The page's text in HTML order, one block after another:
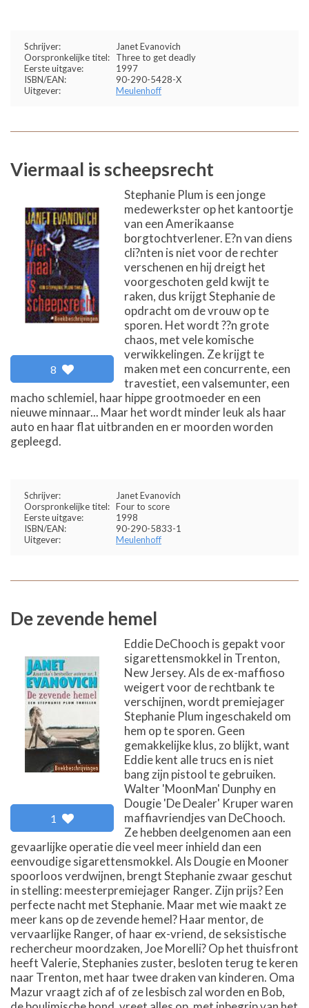
Schrijver:
Janet Evanovich
Oorspronkelijke titel:
Three to get deadly
Eerste uitgave:
1997
ISBN/EAN:
90-290-5428-X
Uitgever:
Meulenhoff
Viermaal is scheepsrecht
8
Stephanie Plum is een jonge
medewerkster op het kantoortje
van een Amerikaanse
borgtochtverlener. E?n van diens
cli?nten is niet voor de rechter
verschenen en hij dreigt het
voorgeschoten geld kwijt te
raken, dus krijgt Stephanie de
opdracht om de vrouw op te
sporen. Het wordt ??n grote
chaos, met vele komische
verwikkelingen. Ze krijgt te
maken met een concurrente, een
travestiet, een valsemunter, een
macho schlemiel, haar hippe grootmoeder en een
nieuwe minnaar... Maar het wordt minder leuk als haar
auto en haar flat uitbranden en er moorden worden
gepleegd.
Schrijver:
Janet Evanovich
Oorspronkelijke titel: Four to score
Eerste uitgave:
1998
ISBN/EAN:
90-290-5833-1
Uitgever:
Meulenhoff
De zevende hemel
1
Eddie DeChooch is gepakt voor
sigarettensmokkel in Trenton,
New Jersey. Als de ex-maffioso
weigert voor de rechtbank te
verschijnen, wordt premiejager
Stephanie Plum ingeschakeld om
hem op te sporen. Geen
gemakkelijke klus, zo blijkt, want
Eddie kent alle trucs en is niet
bang zijn pistool te gebruiken.
Walter 'MoonMan' Dunphy en
Dougie 'De Dealer' Kruper waren
maffiavriendjes van DeChooch.
Ze hebben deelgenomen aan een
gevaarlijke operatie die veel meer inhield dan een
eenvoudige sigarettensmokkel. Als Dougie en Mooner
spoorloos verdwijnen, brengt Stephanie zwaar geschut
in stelling: meesterpremiejager Ranger. Zijn prijs? Een
perfecte nacht met Stephanie. Maar met wie maakt ze
meer kans op de zevende hemel? Haar mentor, de
vervaarlijke Ranger, of haar ex-vriend, de seksistische
rechercheur moordzaken, Joe Morelli? Op het thuisfront
heeft Valerie, Stephanies zuster, besloten terug te keren
naar Trenton, met haar twee draken van kinderen. Oma
Mazur vraagt zich af of ze lesbisch zal worden en Bob,